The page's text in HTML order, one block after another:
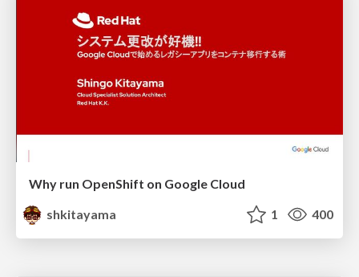
Why run OpenShift on Google Cloud
shkitayama
1 400